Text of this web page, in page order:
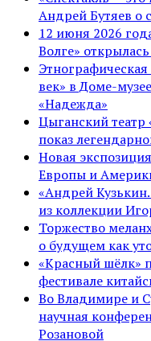
Андрей Бутяев о
12 июня 2026
Волге»
век» в Доме-
«Надежда»
Цыганский театр
показ
Новая
Европы и
«Андрей
из коллекции
Торжество
о будущем как
«Красный шёлк»
фестивале
Во Владимире и
научная
Розановой